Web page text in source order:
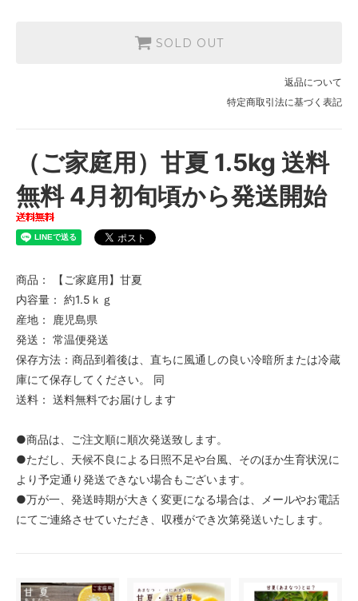
SOLD OUT
返品について
特定商取引法に基づく表記
（ご家庭用）甘夏 1.5kg 送料
無料 4月初旬頃から発送開始
商品： 【ご家庭用】甘夏
内容量： 約1.5ｋｇ
産地： 鹿児島県
発送： 常温便発送
保存方法：商品到着後は、直ちに風通しの良い冷暗所または冷蔵
庫にて保存してください。 同
送料： 送料無料でお届けします
●商品は、ご注文順に順次発送致します。
●ただし、天候不良による日照不足や台風、そのほか生育状況に
より予定通り発送できない場合もございます。
●万が一、発送時期が大きく変更になる場合は、メールやお電話
にてご連絡させていただき、収穫ができ次第発送いたします。